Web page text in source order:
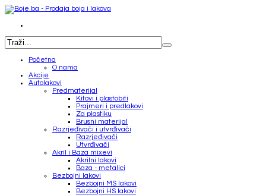
Početna
O nama
Akcije
Autolakovi
Predmaterijal
Kitovi i plastobiti
Prajmeri i predlakovi
Za plastiku
Brusni materijal
Razrjeđivači i utvrđivači
Razrjeđivači
Utvrđivači
Akril i Baza mixevi
Akrilni lakovi
Baza - metalici
Bezbojni lakovi
Bezbojni MS lakovi
Bezbojni HS lakovi